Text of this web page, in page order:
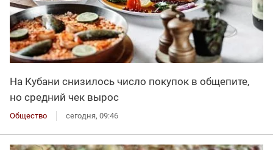
На Кубани снизилось число покупок в общепите,
но средний чек вырос
Общество сегодня, 09:46